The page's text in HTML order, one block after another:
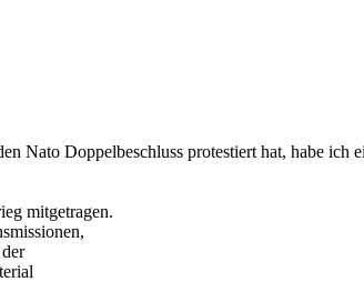
Nato Doppelbeschluss protestiert hat, habe ich
mitgetragen.